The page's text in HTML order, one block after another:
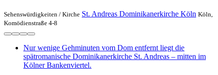
Sehenswürdigkeiten / Kirche St. Andreas Dominikanerkirche Köln Köln,
Komödienstraße 4-8
Nur wenige Gehminuten vom Dom entfernt liegt die
spätromanische Dominikanerkirche St. Andreas – mitten im
Kölner Bankenviertel.